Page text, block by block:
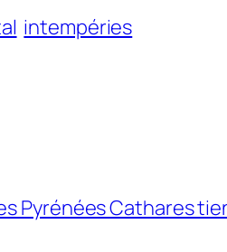
intempéries
Pyrénées Cathares